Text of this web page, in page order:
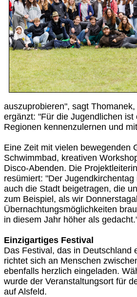
auszuprobieren", sagt
ergänzt: "Für die Jugendlichen
Regionen kennenzulernen und
Eine Zeit mit vielen bewegenden
Schwimmbad, kreativen
Disco-Abenden. Die
resümiert: "Der
auch die Stadt beigetragen, die
zum Beispiel, als wir
Übernachtungsmöglichkeiten
in diesem Jahr höher als
Einzigartiges Festival
Das Festival, das in Deutschland
richtet sich an Menschen
ebenfalls herzlich eingeladen.
wurde der Veranstaltungsort für
auf Alsfeld.